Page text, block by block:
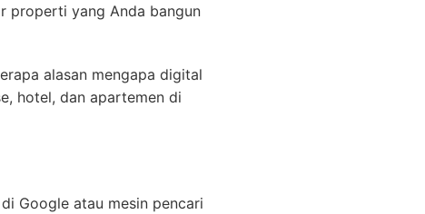
properti yang Anda bangun
alasan mengapa digital
hotel, dan apartemen di
Google atau mesin pencari